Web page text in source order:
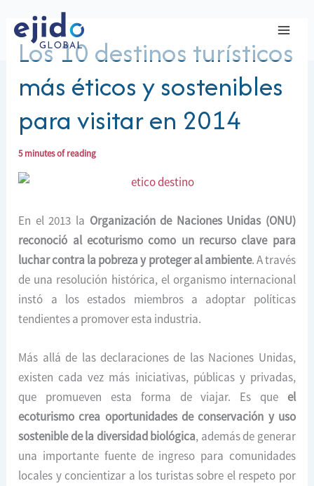
contenido
Los 10 destinos turísticos
más éticos y sostenibles
para visitar en 2014
5 minutes of reading
En el 2013 la Organización de Naciones Unidas (ONU)
reconoció al ecoturismo como un recurso clave para
luchar contra la pobreza y proteger al ambiente. A través
de una resolución histórica, el organismo internacional
instó a los estados miembros a adoptar políticas
tendientes a promover esta industria.
Más allá de las declaraciones de las Naciones Unidas,
existen cada vez más iniciativas, públicas y privadas,
que promueven esta forma de viajar. Es que el
ecoturismo crea oportunidades de conservación y uso
sostenible de la diversidad biológica, además de generar
una importante fuente de ingreso para comunidades
locales y concientizar a los turistas sobre el respeto por